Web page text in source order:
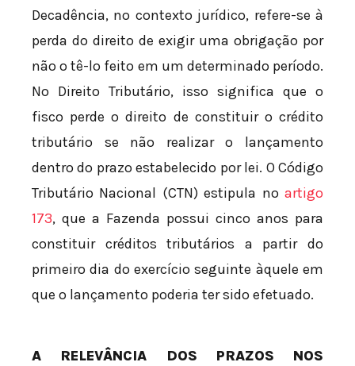
Decadência, no contexto jurídico, refere-se à
perda do direito de exigir uma obrigação por
não o tê-lo feito em um determinado período.
No Direito Tributário, isso significa que o
fisco perde o direito de constituir o crédito
tributário se não realizar o lançamento
dentro do prazo estabelecido por lei. O Código
Tributário Nacional (CTN) estipula no artigo
173, que a Fazenda possui cinco anos para
constituir créditos tributários a partir do
primeiro dia do exercício seguinte àquele em
que o lançamento poderia ter sido efetuado.
A RELEVÂNCIA DOS PRAZOS NOS